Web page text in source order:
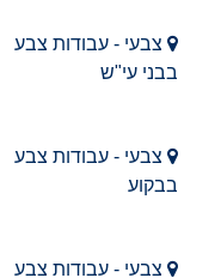
צבעי - עבודות צבע
בבני עי"ש
צבעי - עבודות צבע
בבקוע
צבעי - עבודות צבע